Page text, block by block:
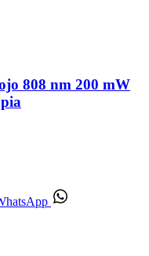
808 nm 200 mW